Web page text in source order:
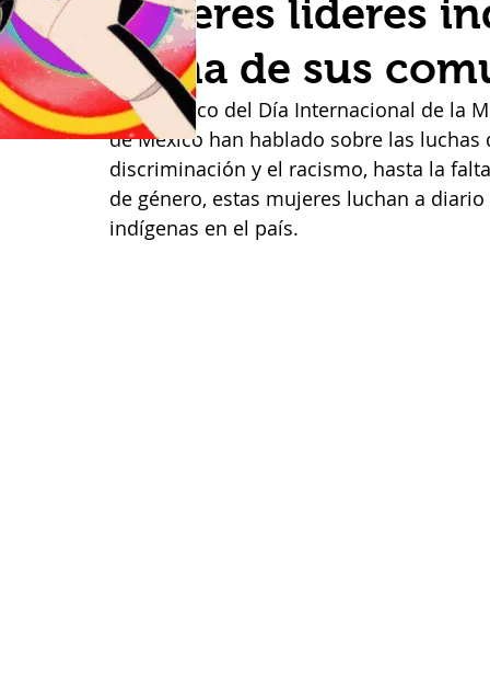
Mujeres lideres
lucha de sus
En el marco del Día Internacional de la
de México han hablado sobre las
discriminación y el racismo, hasta la
de género, estas mujeres luchan a
indígenas en el país.